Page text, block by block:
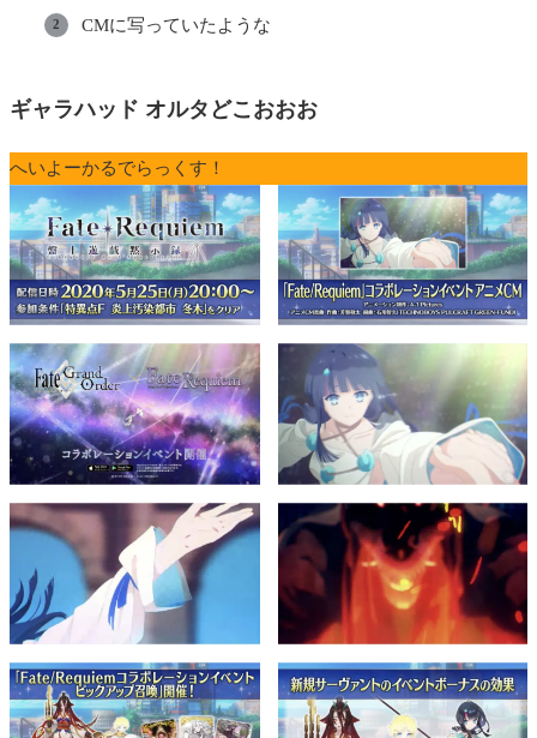
CMに写っていたような
ギャラハッド オルタどこおおお
へいよーかるでらっくす！